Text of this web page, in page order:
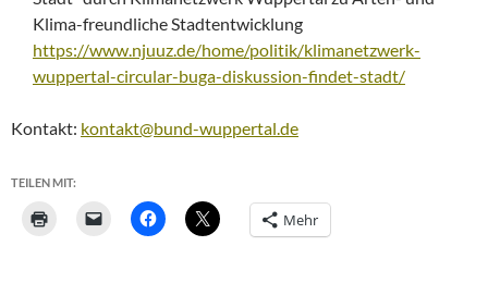
Klima-freundliche Stadtentwicklung
https://www.njuuz.de/home/politik/klimanetzwerk-
wuppertal-circular-buga-diskussion-findet-stadt/
Kontakt: kontakt@bund-wuppertal.de
TEILEN MIT:
Mehr